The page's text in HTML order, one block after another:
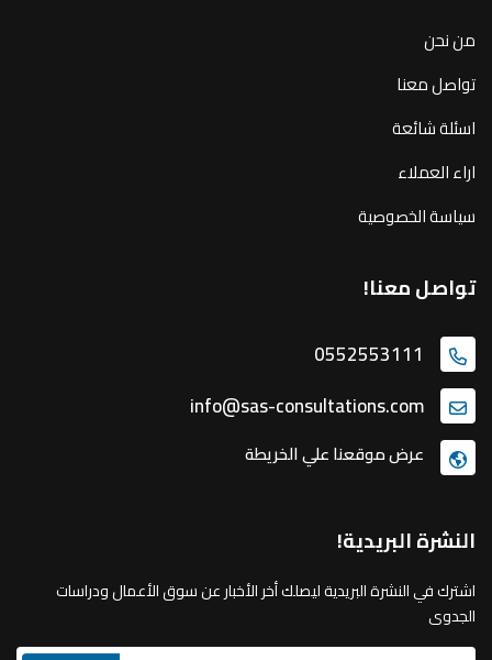
من نحن
تواصل معنا
اسئلة شائعة
اراء العملاء
سياسة الخصوصية
تواصل معنا!
0552553111
info@sas-consultations.com
عرض موقعنا علي الخريطة
النشرة البريدية!
اشترك في النشرة البريدية ليصلك أخر الأخبار عن سوق الأعمال ودراسات
الجدوى